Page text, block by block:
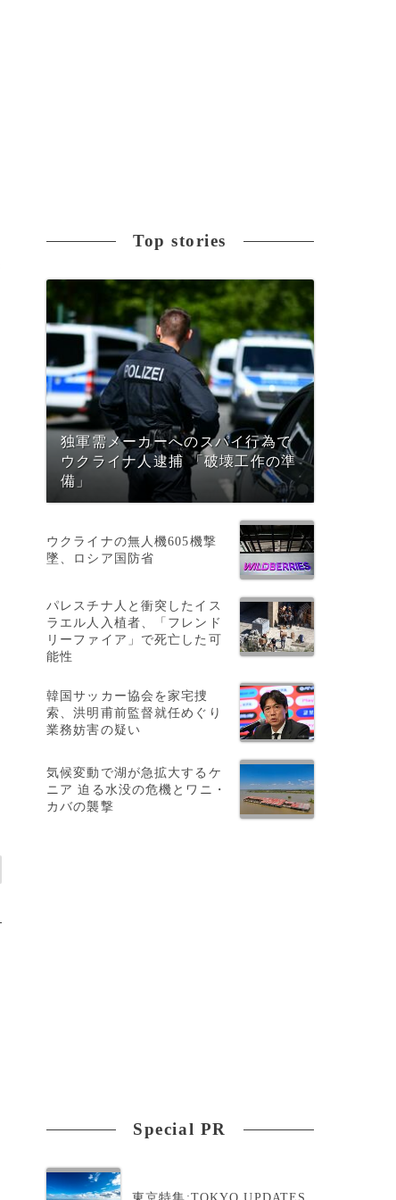
Top stories
独軍需メーカーへのスパイ行為で
ウクライナ人逮捕 「破壊工作の準
備」
ウクライナの無人機605機撃
墜、ロシア国防省
パレスチナ人と衝突したイス
ラエル人入植者、「フレンド
リーファイア」で死亡した可
能性
韓国サッカー協会を家宅捜
索、洪明甫前監督就任めぐり
業務妨害の疑い
気候変動で湖が急拡大するケ
ニア 迫る水没の危機とワニ・
カバの襲撃
Special PR
東京特集:TOKYO UPDATES